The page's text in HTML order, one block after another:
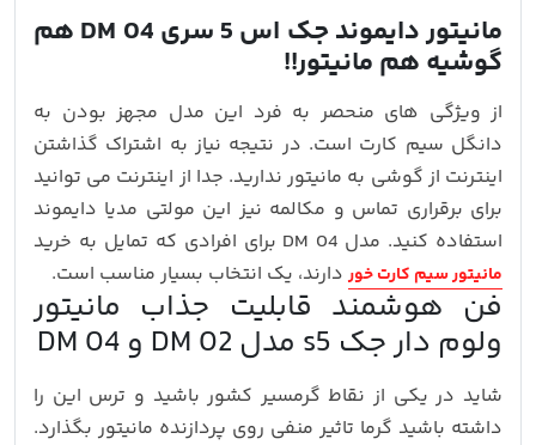
مانیتور دایموند جک اس 5 سری DM 04 هم
گوشیه هم مانیتور!!
از ویژگی های منحصر به فرد این مدل مجهز بودن به
دانگل سیم کارت است. در نتیجه نیاز به اشتراک گذاشتن
اینترنت از گوشی به مانیتور ندارید. جدا از اینترنت می توانید
برای برقراری تماس و مکالمه نیز این مولتی مدیا دایموند
استفاده کنید. مدل DM 04 برای افرادی که تمایل به خرید
مانیتور سیم کارت خور دارند، یک انتخاب بسیار مناسب است.
فن هوشمند قابلیت جذاب مانیتور
ولوم دار جک s5 مدل DM 02 و DM 04
شاید در یکی از نقاط گرمسیر کشور باشید و ترس این را
داشته باشید گرما تاثیر منفی روی پردازنده مانیتور بگذارد.